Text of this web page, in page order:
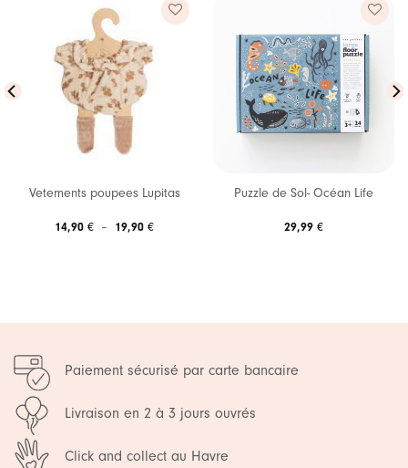
Vetements poupees Lupitas
14,90 € – 19,90 €Plage
Ajouter
à ma
liste de
souhaits
Puzzle de Sol- Océan Life
29,99 €
Paiement sécurisé par carte bancaire
Livraison en 2 à 3 jours ouvrés
Click and collect au Havre